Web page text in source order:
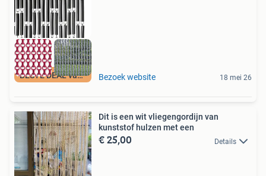
BESTE DEAL vandaag Bezoek website 18 mei 26
Dit is een wit vliegengordijn van
kunststof hulzen met een
€ 25,00 Details